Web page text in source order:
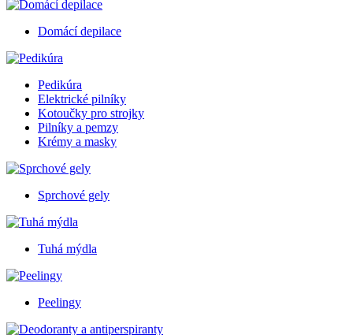
Domácí depilace
Pedikúra
Elektrické pilníky
Kotoučky pro strojky
Pilníky a pemzy
Krémy a masky
Sprchové gely
Tuhá mýdla
Peelingy